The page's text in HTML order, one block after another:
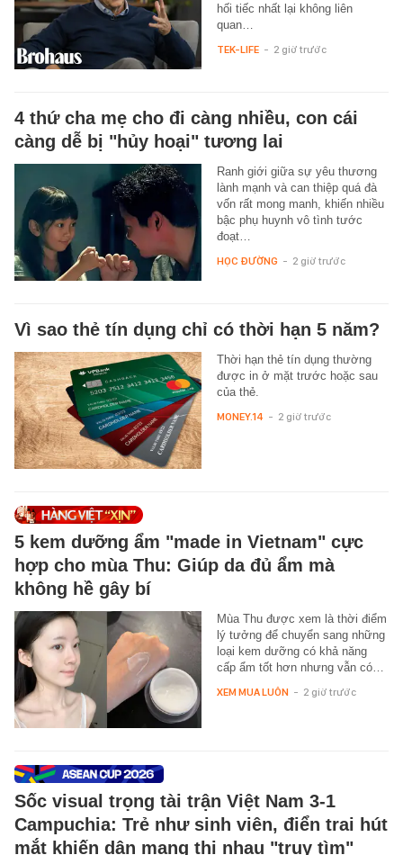
hối tiếc nhất lại không liên
quan…
TEK-LIFE - 2 giờ trước
4 thứ cha mẹ cho đi càng nhiều, con cái
càng dễ bị "hủy hoại" tương lai
Ranh giới giữa sự yêu thương
lành mạnh và can thiệp quá đà
vốn rất mong manh, khiến nhiều
bậc phụ huynh vô tình tước
đoạt…
HỌC ĐƯỜNG - 2 giờ trước
Vì sao thẻ tín dụng chỉ có thời hạn 5 năm?
Thời hạn thẻ tín dụng thường
được in ở mặt trước hoặc sau
của thẻ.
MONEY.14 - 2 giờ trước
5 kem dưỡng ẩm "made in Vietnam" cực
hợp cho mùa Thu: Giúp da đủ ẩm mà
không hề gây bí
Mùa Thu được xem là thời điểm
lý tưởng để chuyển sang những
loại kem dưỡng có khả năng
cấp ẩm tốt hơn nhưng vẫn có…
XEM MUA LUÔN - 2 giờ trước
Sốc visual trọng tài trận Việt Nam 3-1
Campuchia: Trẻ như sinh viên, điển trai hút
mắt khiến dân mạng thi nhau "truy tìm"